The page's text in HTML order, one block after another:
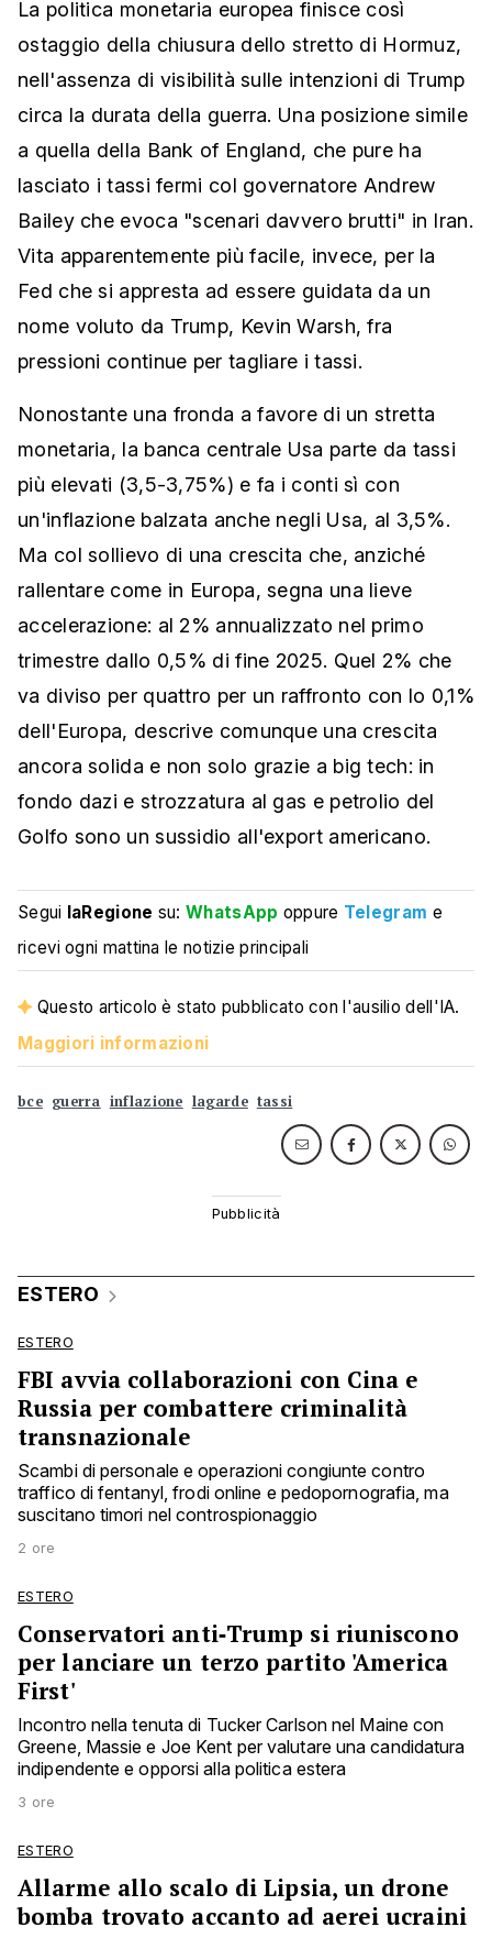
La politica monetaria europea finisce così
ostaggio della chiusura dello stretto di Hormuz,
nell'assenza di visibilità sulle intenzioni di Trump
circa la durata della guerra. Una posizione simile
a quella della Bank of England, che pure ha
lasciato i tassi fermi col governatore Andrew
Bailey che evoca "scenari davvero brutti" in Iran.
Vita apparentemente più facile, invece, per la
Fed che si appresta ad essere guidata da un
nome voluto da Trump, Kevin Warsh, fra
pressioni continue per tagliare i tassi.
Nonostante una fronda a favore di un stretta
monetaria, la banca centrale Usa parte da tassi
più elevati (3,5-3,75%) e fa i conti sì con
un'inflazione balzata anche negli Usa, al 3,5%.
Ma col sollievo di una crescita che, anziché
rallentare come in Europa, segna una lieve
accelerazione: al 2% annualizzato nel primo
trimestre dallo 0,5% di fine 2025. Quel 2% che
va diviso per quattro per un raffronto con lo 0,1%
dell'Europa, descrive comunque una crescita
ancora solida e non solo grazie a big tech: in
fondo dazi e strozzatura al gas e petrolio del
Golfo sono un sussidio all'export americano.
Segui laRegione su:WhatsApp oppure Telegram e
ricevi ogni mattina le notizie principali
Questo articolo è stato pubblicato con l'ausilio dell'IA.
Maggiori informazioni
bce guerra inflazione lagarde tassi
ESTERO
ESTERO
FBI avvia collaborazioni con Cina e
Russia per combattere criminalità
transnazionale
Scambi di personale e operazioni congiunte contro
traffico di fentanyl, frodi online e pedopornografia, ma
suscitano timori nel controspionaggio
2 ore
ESTERO
Conservatori anti‑Trump si riuniscono
per lanciare un terzo partito 'America
First'
Incontro nella tenuta di Tucker Carlson nel Maine con
Greene, Massie e Joe Kent per valutare una candidatura
indipendente e opporsi alla politica estera
3 ore
ESTERO
Allarme allo scalo di Lipsia, un drone
bomba trovato accanto ad aerei ucraini